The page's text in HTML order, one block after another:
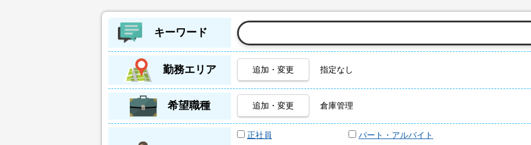
キーワード
勤務エリア 追加・変更 指定なし
希望職種 追加・変更 倉庫管理
正社員
パート・アルバイト